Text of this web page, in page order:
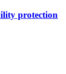
protection